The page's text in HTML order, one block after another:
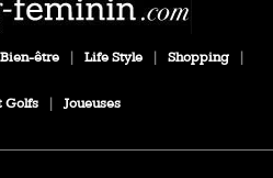
Bien-être | Life Style | Shopping |
Golfs | Joueuses